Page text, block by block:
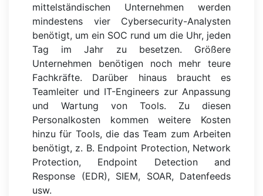
mittelständischen Unternehmen werden
mindestens vier Cybersecurity-Analysten
benötigt, um ein SOC rund um die Uhr, jeden
Tag im Jahr zu besetzen. Größere
Unternehmen benötigen noch mehr teure
Fachkräfte. Darüber hinaus braucht es
Teamleiter und IT-Engineers zur Anpassung
und Wartung von Tools. Zu diesen
Personalkosten kommen weitere Kosten
hinzu für Tools, die das Team zum Arbeiten
benötigt, z. B. Endpoint Protection, Network
Protection, Endpoint Detection and
Response (EDR), SIEM, SOAR, Datenfeeds
usw.